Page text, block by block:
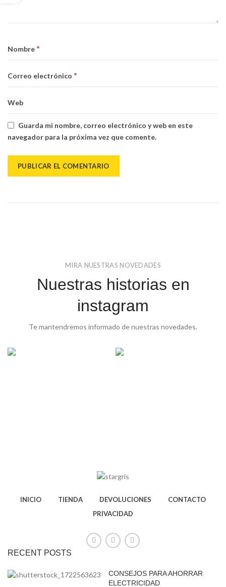
Nombre *
Correo electrónico *
Web
Guarda mi nombre, correo electrónico y web en este
navegador para la próxima vez que comente.
MIRA NUESTRAS NOVEDADES
Nuestras historias en
instagram
Te mantendremos informado de nuestras novedades.
INICIO TIENDA DEVOLUCIONES
CONTACTO
PRIVACIDAD
RECENT POSTS
CONSEJOS PARA AHORRAR
ELECTRICIDAD